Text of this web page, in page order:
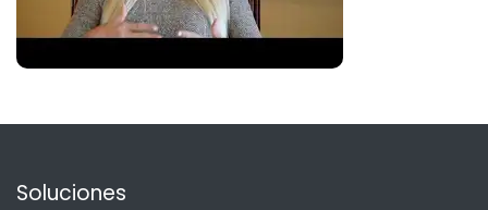
Soluciones